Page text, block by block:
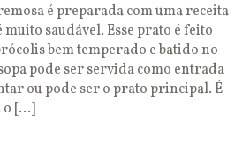
é preparada com uma receita
muito saudável. Esse prato é feito
bem temperado e batido no
pode ser servida como entrada
ou pode ser o prato principal. É
o […]